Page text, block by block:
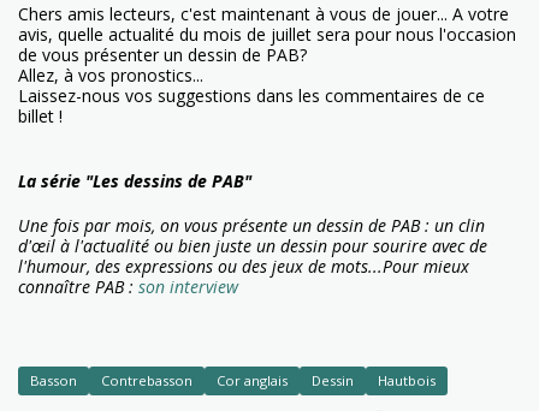
Chers amis lecteurs, c'est maintenant à vous de jouer... A votre
avis, quelle actualité du mois de juillet sera pour nous l'occasion
de vous présenter un dessin de PAB?
Allez, à vos pronostics...
Laissez-nous vos suggestions dans les commentaires de ce
billet !
La série "Les dessins de PAB"
Une fois par mois, on vous présente un dessin de PAB : un clin
d'œil à l'actualité ou bien juste un dessin pour sourire avec de
l'humour, des expressions ou des jeux de mots...Pour mieux
connaître PAB : son interview
Basson Contrebasson Cor anglais Dessin Hautbois